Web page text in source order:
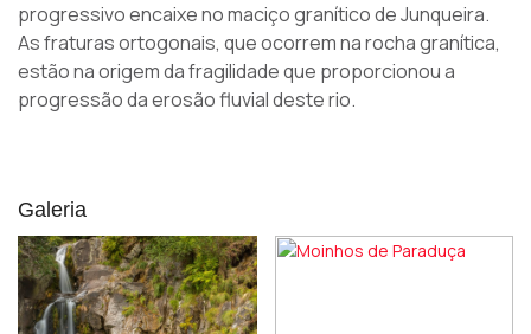
progressivo encaixe no maciço granítico de Junqueira.
As fraturas ortogonais, que ocorrem na rocha granítica,
estão na origem da fragilidade que proporcionou a
progressão da erosão fluvial deste rio.
Galeria